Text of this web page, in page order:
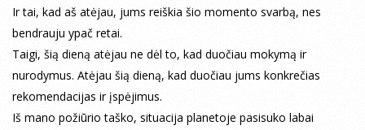
Ir tai, kad aš atėjau, jums reiškia šio momento svarbą, nes
bendrauju ypač retai.
Taigi, šią dieną atėjau ne dėl to, kad duočiau mokymą ir
nurodymus. Atėjau šią dieną, kad duočiau jums konkrečias
rekomendacijas ir įspėjimus.
Iš mano požiūrio taško, situacija planetoje pasisuko labai